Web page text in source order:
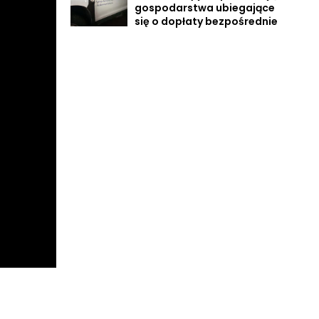
gospodarstwa ubiegające
się o dopłaty bezpośrednie